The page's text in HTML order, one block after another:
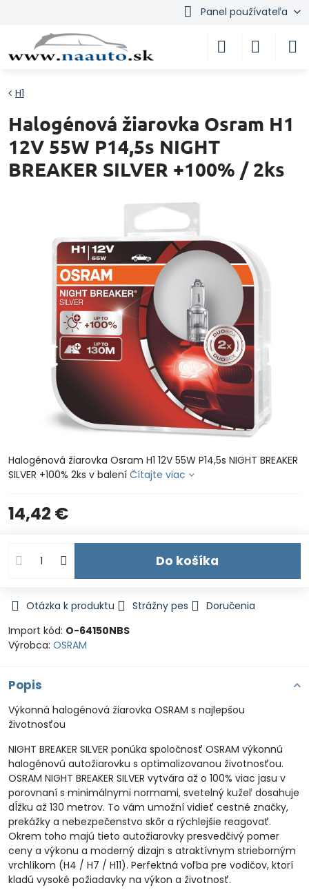
Panel používateľa
H1
Halogénová žiarovka Osram H1
12V 55W P14,5s NIGHT
BREAKER SILVER +100% / 2ks
Halogénová žiarovka Osram H1 12V 55W P14,5s NIGHT BREAKER
SILVER +100% 2ks v balení Čítajte viac
14,42 €
Do košíka
Otázka k produktu Strážny pes
Doručenia
Import kód: O-64150NBS
Výrobca: OSRAM
Popis
Výkonná halogénová žiarovka OSRAM s najlepšou
životnosťou
NIGHT BREAKER SILVER ponúka spoločnosť OSRAM výkonnú
halogénovú autožiarovku s optimalizovanou životnosťou.
OSRAM NIGHT BREAKER SILVER vytvára až o 100% viac jasu v
porovnaní s minimálnymi normami, svetelný kužeľ dosahuje
dĺžku až 130 metrov. To vám umožní vidieť cestné značky,
prekážky a nebezpečenstvo skôr a rýchlejšie reagovať.
Okrem toho majú tieto autožiarovky presvedčivý pomer
ceny a výkonu a moderný dizajn s atraktívnym strieborným
vrchlíkom (H4 / H7 / H11). Perfektná voľba pre vodičov, ktorí
kladú vysoké požiadavky na výkon a životnosť.